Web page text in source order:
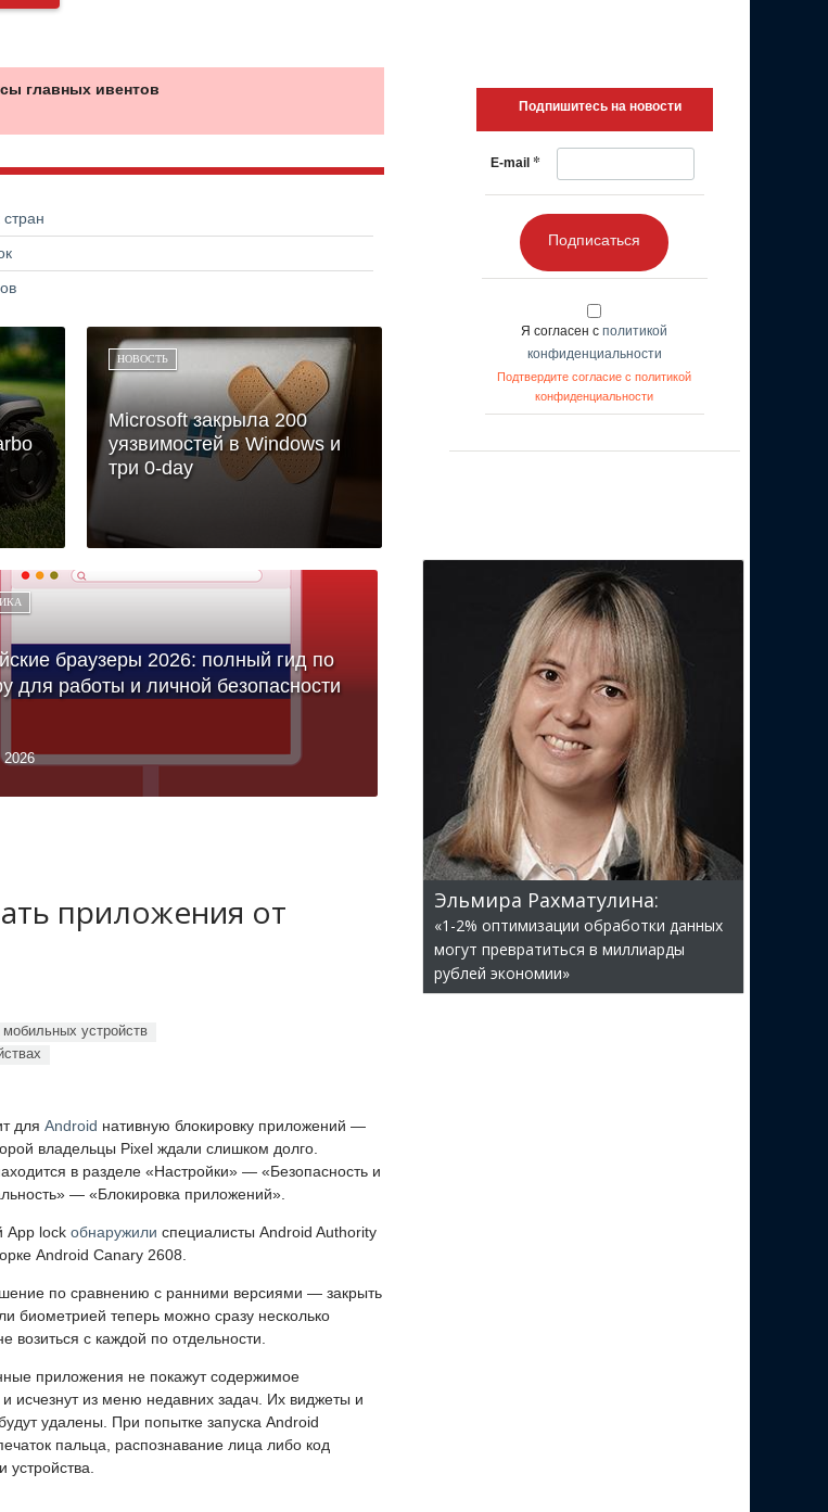
главных ивентов
НОВОСТЬ
Microsoft закрыла 200
уязвимостей в Windows и
три 0-day
браузеры 2026: полный гид по
для работы и личной безопасности
приложения от
устройств
для Android нативную блокировку приложений —
владельцы Pixel ждали слишком долго.
в разделе «Настройки» — «Безопасность и
— «Блокировка приложений».
App lock обнаружили специалисты Android Authority
Android Canary 2608.
по сравнению с ранними версиями — закрыть
биометрией теперь можно сразу несколько
возиться с каждой по отдельности.
приложения не покажут содержимое
исчезнут из меню недавних задач. Их виджеты и
удалены. При попытке запуска Android
пальца, распознавание лица либо код
устройства.
Подпишитесь на новости
E-mail *
Подписаться
Я согласен с политикой
конфиденциальности
Подтвердите согласие с политикой
конфиденциальности
Эльмира Рахматулина:
«1-2% оптимизации обработки данных
могут превратиться в миллиарды
рублей экономии»